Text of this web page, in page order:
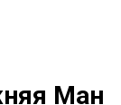
Ман